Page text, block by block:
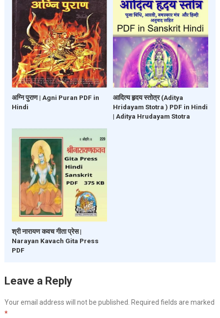
अग्नि पुराण | Agni Puran PDF in
Hindi
आदित्य हृदय स्तोत्र (Aditya
Hridayam Stotra ) PDF in Hindi
| Aditya Hrudayam Stotra
श्री नारायण कवच गीता प्रेस |
Narayan Kavach Gita Press
PDF
Leave a Reply
Your email address will not be published. Required fields are marked
*